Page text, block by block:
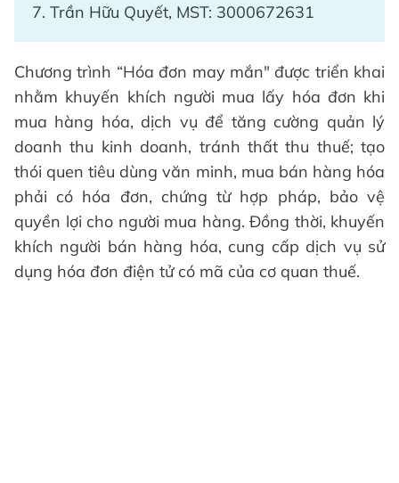
7. Trần Hữu Quyết, MST: 3000672631
Chương trình “Hóa đơn may mắn" được triển khai
nhằm khuyến khích người mua lấy hóa đơn khi
mua hàng hóa, dịch vụ để tăng cường quản lý
doanh thu kinh doanh, tránh thất thu thuế; tạo
thói quen tiêu dùng văn minh, mua bán hàng hóa
phải có hóa đơn, chứng từ hợp pháp, bảo vệ
quyền lợi cho người mua hàng. Đồng thời, khuyến
khích người bán hàng hóa, cung cấp dịch vụ sử
dụng hóa đơn điện tử có mã của cơ quan thuế.